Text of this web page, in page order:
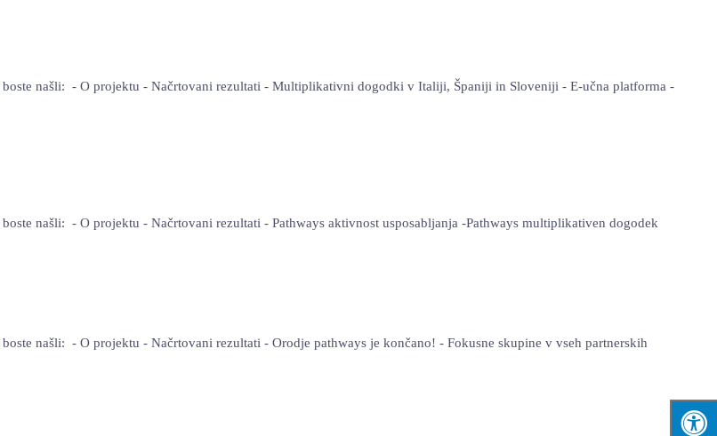
našli: - O projektu - Načrtovani rezultati - Multiplikativni dogodki v Italiji, Španiji in Sloveniji - E-učna platforma -
našli: - O projektu - Načrtovani rezultati - Pathways aktivnost usposabljanja -Pathways multiplikativen dogodek
našli: - O projektu - Načrtovani rezultati - Orodje pathways je končano! - Fokusne skupine v vseh partnerskih